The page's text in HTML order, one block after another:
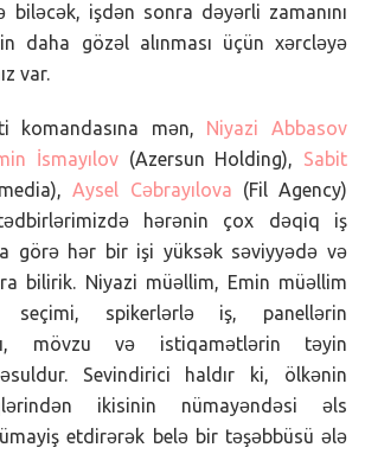
biləcək, işdən sonra dəyərli zamanını
daha gözəl alınması üçün xərcləyə
var.
komandasına mən, Niyazi Abbasov
İsmayılov (Azersun Holding), Sabit
Aysel Cəbrayılova (Fil Agency)
hərənin çox dəqiq iş
görə hər bir işi yüksək səviyyədə və
bilirik. Niyazi müəllim, Emin müəllim
seçimi, spikerlərlə iş, panellərin
mövzu və istiqamətlərin təyin
Sevindirici haldır ki, ölkənin
ikisinin nümayəndəsi əls
etdirərək belə bir təşəbbüsü ələ